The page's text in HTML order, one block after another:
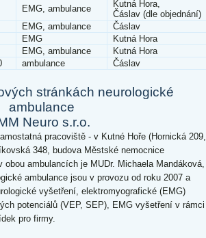
EMG, ambulance
Kutná Hora,
Čáslav (dle objednání)
EMG, ambulance
Čáslav
EMG
Kutná Hora
EMG, ambulance
Kutná Hora
ambulance Čáslav
stránkách neurologické
ambulance
Neuro s.r.o.
pracoviště - v Kutné Hoře (Hornická 209,
348, budova Městské nemocnice
ambulancích je MUDr. Michaela Mandáková,
ambulance jsou v provozu od roku 2007 a
vyšetření, elektromyografické (EMG)
potenciálů (VEP, SEP), EMG vyšetření v rámci
pro firmy.